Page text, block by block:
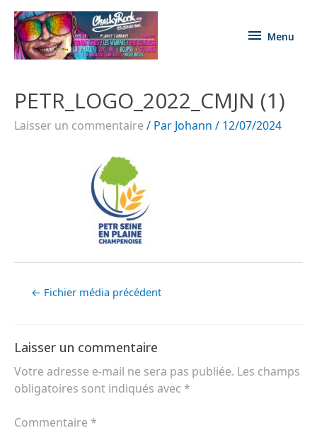
Menu
PETR_LOGO_2022_CMJN (1)
Laisser un commentaire / Par Johann / 12/07/2024
← Fichier média précédent
Laisser un commentaire
Votre adresse e-mail ne sera pas publiée. Les champs
obligatoires sont indiqués avec *
Commentaire *